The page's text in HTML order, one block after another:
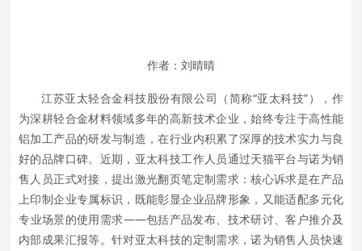
作者：刘晴晴
江苏亚太轻合金科技股份有限公司（简称“亚太科技”），作
为深耕轻合金材料领域多年的高新技术企业，始终专注于高性能
铝加工产品的研发与制造，在行业内积累了深厚的技术实力与良
好的品牌口碑。近期，亚太科技工作人员通过天猫平台与诺为销
售人员正式对接，提出激光翻页笔定制需求：核心诉求是在产品
上印制企业专属标识，既能彰显企业品牌形象，又能适配多元化
专业场景的使用需求——包括产品发布、技术研讨、客户推介及
内部成果汇报等。针对亚太科技的定制需求，诺为销售人员快速